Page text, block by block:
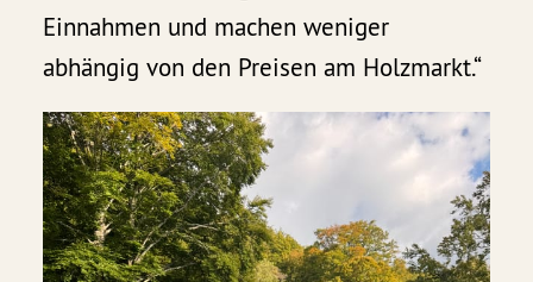
Einnahmen und machen weniger
abhängig von den Preisen am Holzmarkt.“